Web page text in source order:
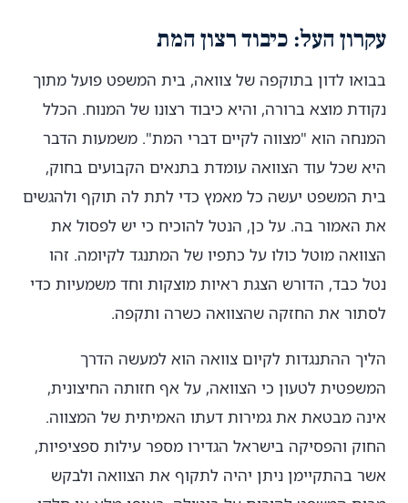
עקרון העל: כיבוד רצון המת
בבואו לדון בתוקפה של צוואה, בית המשפט פועל מתוך
נקודת מוצא ברורה, והיא כיבוד רצונו של המנוח. הכלל
המנחה הוא "מצווה לקיים דברי המת". משמעות הדבר
היא שכל עוד הצוואה עומדת בתנאים הקבועים בחוק,
בית המשפט יעשה כל מאמץ כדי לתת לה תוקף ולהגשים
את האמור בה. על כן, הנטל להוכיח כי יש לפסול את
הצוואה מוטל כולו על כתפיו של המתנגד לקיומה. זהו
נטל כבד, הדורש הצגת ראיות מוצקות וחד משמעיות כדי
לסתור את החזקה שהצוואה כשרה ותקפה.
הליך ההתנגדות לקיום צוואה הוא למעשה הדרך
המשפטית לטעון כי הצוואה, על אף חזותה החיצונית,
אינה מבטאת את גמירות דעתו האמיתית של המצווה.
החוק והפסיקה בישראל הגדירו מספר עילות ספציפיות,
אשר בהתקיימן ניתן יהיה לתקוף את הצוואה ולבקש